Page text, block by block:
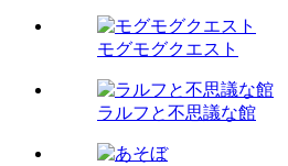
モグモグクエスト
ラルフと不思議な館